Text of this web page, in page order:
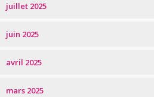
juillet 2025
juin 2025
avril 2025
mars 2025